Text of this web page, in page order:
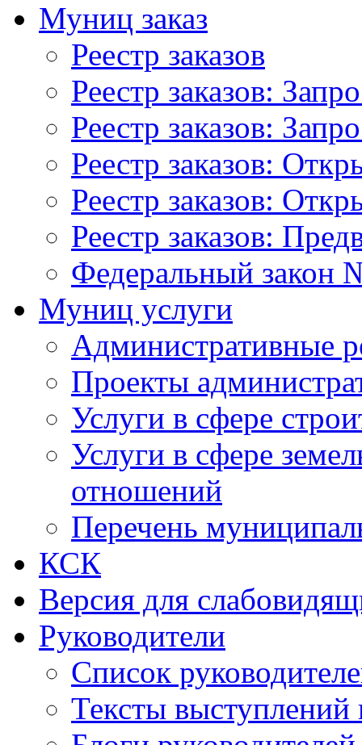
Муниц заказ
Реестр заказов
Реестр заказов:
Реестр заказов:
Реестр заказов:
Реестр заказов:
Реестр заказов:
Федеральный закон
Муниц услуги
Административные
Проекты
Услуги в сфере
Услуги в сфере
отношений
Перечень
КСК
Версия для
Руководители
Список
Тексты выступлений